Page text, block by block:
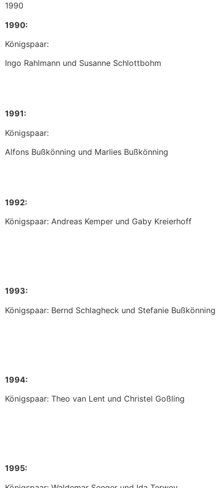
1990
1990:
Königspaar:
Ingo Rahlmann und Susanne Schlottbohm
1991:
Königspaar:
Alfons Bußkönning und Marlies Bußkönning
1992:
Königspaar: Andreas Kemper und Gaby Kreierhoff
1993:
Königspaar: Bernd Schlagheck und Stefanie Bußkönning
1994:
Königspaar: Theo van Lent und Christel Goßling
1995: